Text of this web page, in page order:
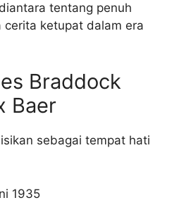
tentang penuh
cerita ketupat dalam era
Braddock
Baer
sebagai tempat hati
1935